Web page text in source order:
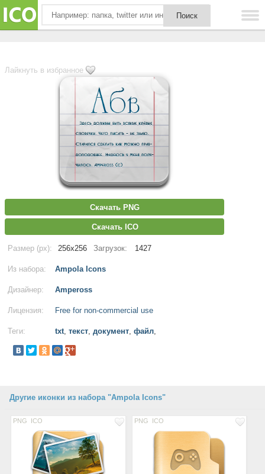
Лайкнуть в избранное
Скачать PNG
Скачать ICO
Размер (px): 256x256 Загрузок: 1427
Из набора: Ampola Icons
Дизайнер: Ampeross
Лицензия: Free for non-commercial use
Теги: txt, текст, документ, файл,
Другие иконки из набора "Ampola Icons"
PNG ICO PNG ICO